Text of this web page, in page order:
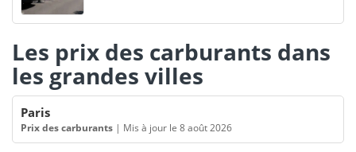
Les prix des carburants dans
les grandes villes
Paris
Prix des carburants | Mis à jour le 8 août 2026